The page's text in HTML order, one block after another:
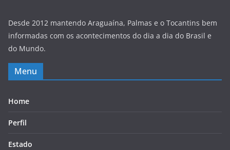
Desde 2012 mantendo Araguaína, Palmas e o Tocantins bem
informadas com os acontecimentos do dia a dia do Brasil e
do Mundo.
Menu
Home
Perfil
Estado